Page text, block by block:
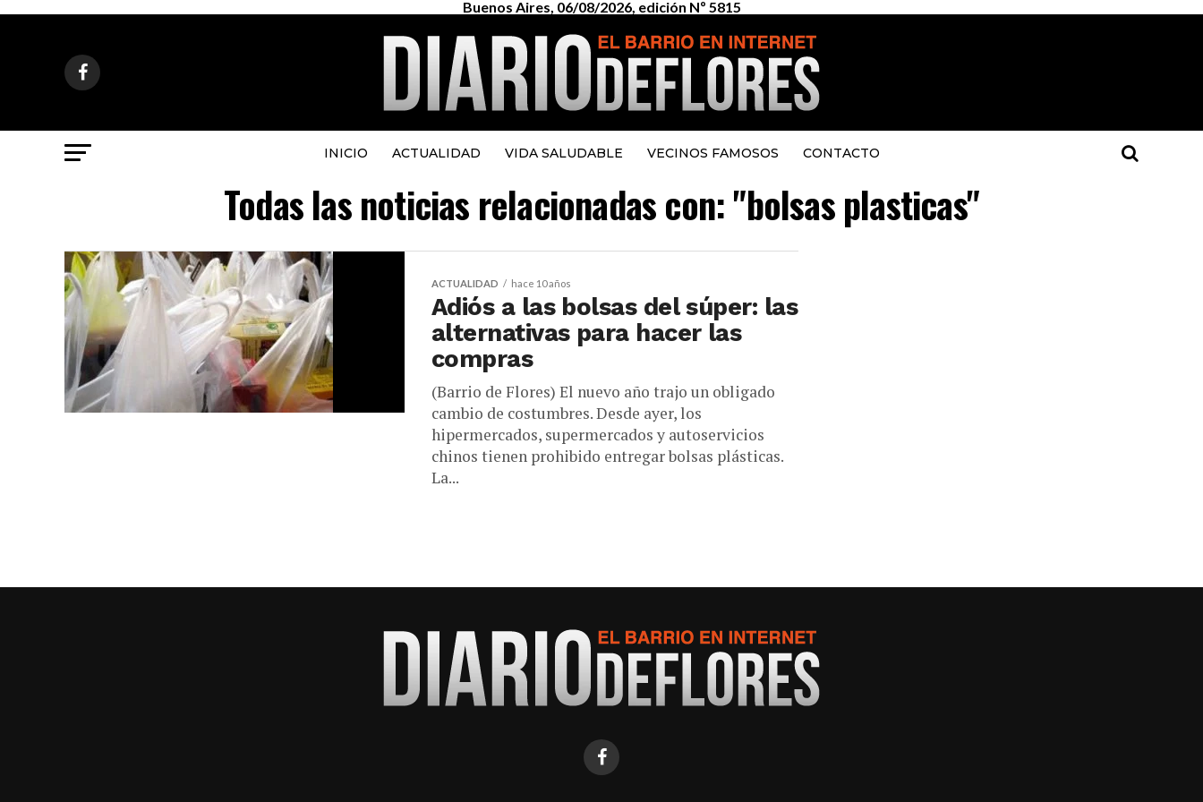
Buenos Aires, 06/08/2026, edición Nº 5815
INICIO ACTUALIDAD VIDA SALUDABLE VECINOS FAMOSOS CONTACTO
Todas las noticias relacionadas con: "bolsas plasticas"
ACTUALIDAD hace 10 años
Adiós a las bolsas del súper: las
alternativas para hacer las
compras
(Barrio de Flores) El nuevo año trajo un obligado
cambio de costumbres. Desde ayer, los
hipermercados, supermercados y autoservicios
chinos tienen prohibido entregar bolsas plásticas.
La...